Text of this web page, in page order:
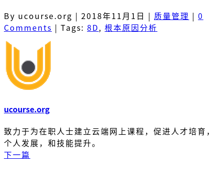
By ucourse.org | 2018年11月1日 | 质量管理 | 0
Comments | Tags: 8D, 根本原因分析
ucourse.org
致力于为在职人士建立云端网上课程，促进人才培育，
个人发展，和技能提升。
下一篇